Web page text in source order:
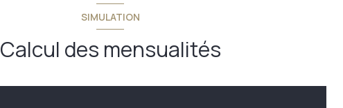
SIMULATION
Calcul des mensualités